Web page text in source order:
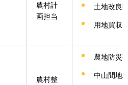
農村計
画担当
土地改良
用地買収
農村整
農地防災
中山間地